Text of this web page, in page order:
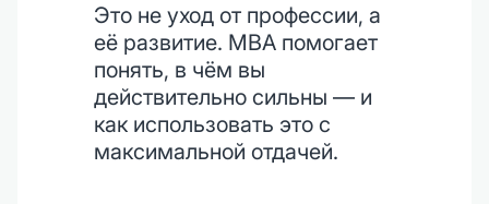
Это не уход от профессии, а
её развитие. MBA помогает
понять, в чём вы
действительно сильны — и
как использовать это с
максимальной отдачей.